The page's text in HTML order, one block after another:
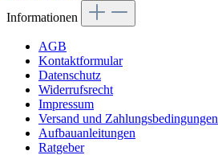
Informationen
AGB
Kontaktformular
Datenschutz
Widerrufsrecht
Impressum
Versand und Zahlungsbedingungen
Aufbauanleitungen
Ratgeber